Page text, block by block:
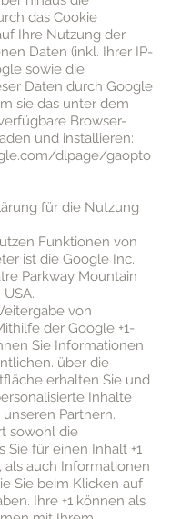
das Cookie
Ihre Nutzung der
Daten (inkl. Ihrer IP-
sowie die
Daten durch Google
sie das unter dem
Browser-
und installieren:
dlpage/gaopto
für die Nutzung
Funktionen von
ist die Google Inc.
Parkway Mountain
von
der Google +1-
Sie Informationen
über die
erhalten Sie und
Inhalte
Partnern.
sowohl die
Sie für einen Inhalt +1
als auch Informationen
Sie beim Klicken auf
Ihre +1 können als